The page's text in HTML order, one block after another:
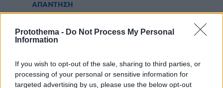
Protothema - Do Not Process My Personal
Information
If you wish to opt-out of the sale, sharing to third parties, or
processing of your personal or sensitive information for
targeted advertising by us, please use the below opt-out
ΑΠΑΝΤΗΣΗ
13.06.2026, 00:44
ΑΠΑΝΤΗΣΗ